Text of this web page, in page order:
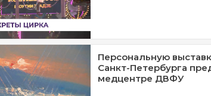
Персональную
Санкт-Петербурга
медцентре ДВФУ